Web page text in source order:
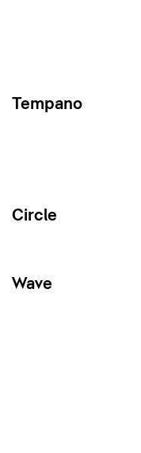
Tempano
Circle
Wave